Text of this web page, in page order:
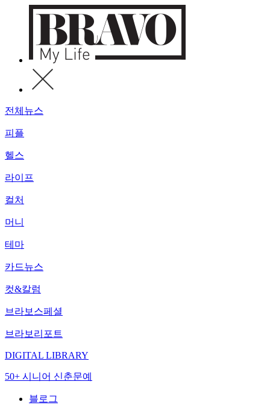
전체뉴스
피플
헬스
라이프
컬처
머니
테마
카드뉴스
컷&칼럼
브라보스페셜
브라보리포트
DIGITAL LIBRARY
50+ 시니어 신춘문예
블로그